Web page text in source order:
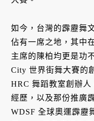
如今，台灣的霹靂舞
佔有一席之地，其中
主席的陳柏均更是功
City 世界街舞大賽的
HRC 舞蹈教室創辦
經歷，以及那份推廣
WDSF 全球奧運霹靂